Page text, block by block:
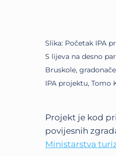
Slika: Početak IPA
S lijeva na desno
Bruskole,
IPA projektu, Tomo
Projekt je kod
povijesnih
Ministarstva